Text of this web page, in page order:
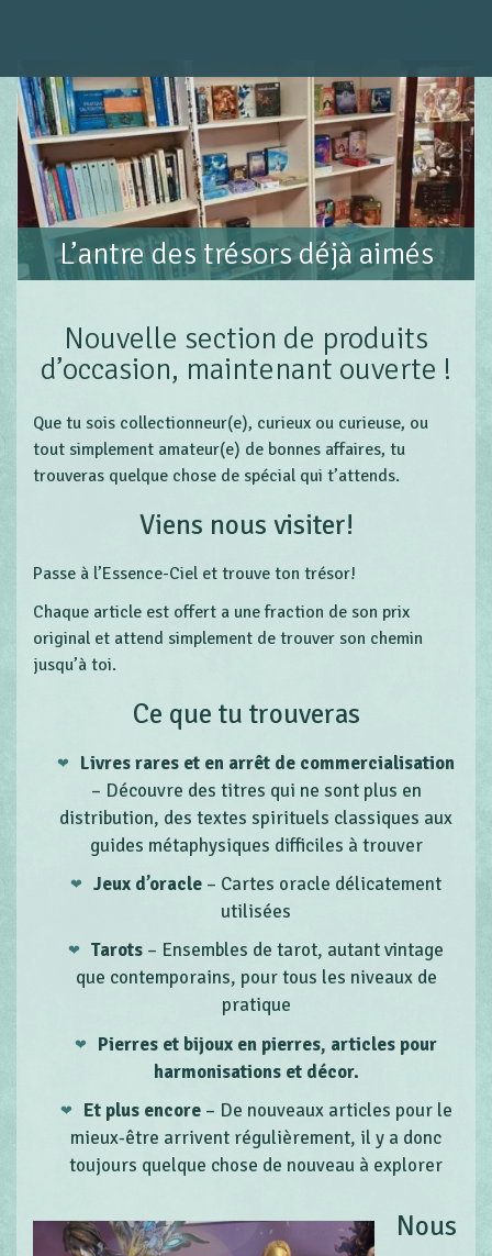
L’antre des trésors déjà aimés
Nouvelle section de produits
d’occasion, maintenant ouverte !
Que tu sois collectionneur(e), curieux ou curieuse, ou
tout simplement amateur(e) de bonnes affaires, tu
trouveras quelque chose de spécial qui t’attends.
Viens nous visiter!
Passe à l’Essence-Ciel et trouve ton trésor!
Chaque article est offert a une fraction de son prix
original et attend simplement de trouver son chemin
jusqu’à toi.
Ce que tu trouveras
Livres rares et en arrêt de commercialisation
– Découvre des titres qui ne sont plus en
distribution, des textes spirituels classiques aux
guides métaphysiques difficiles à trouver
Jeux d’oracle – Cartes oracle délicatement
utilisées
Tarots – Ensembles de tarot, autant vintage
que contemporains, pour tous les niveaux de
pratique
Pierres et bijoux en pierres, articles pour
harmonisations et décor.
Et plus encore– De nouveaux articles pour le
mieux-être arrivent régulièrement, il y a donc
toujours quelque chose de nouveau à explorer
Nous